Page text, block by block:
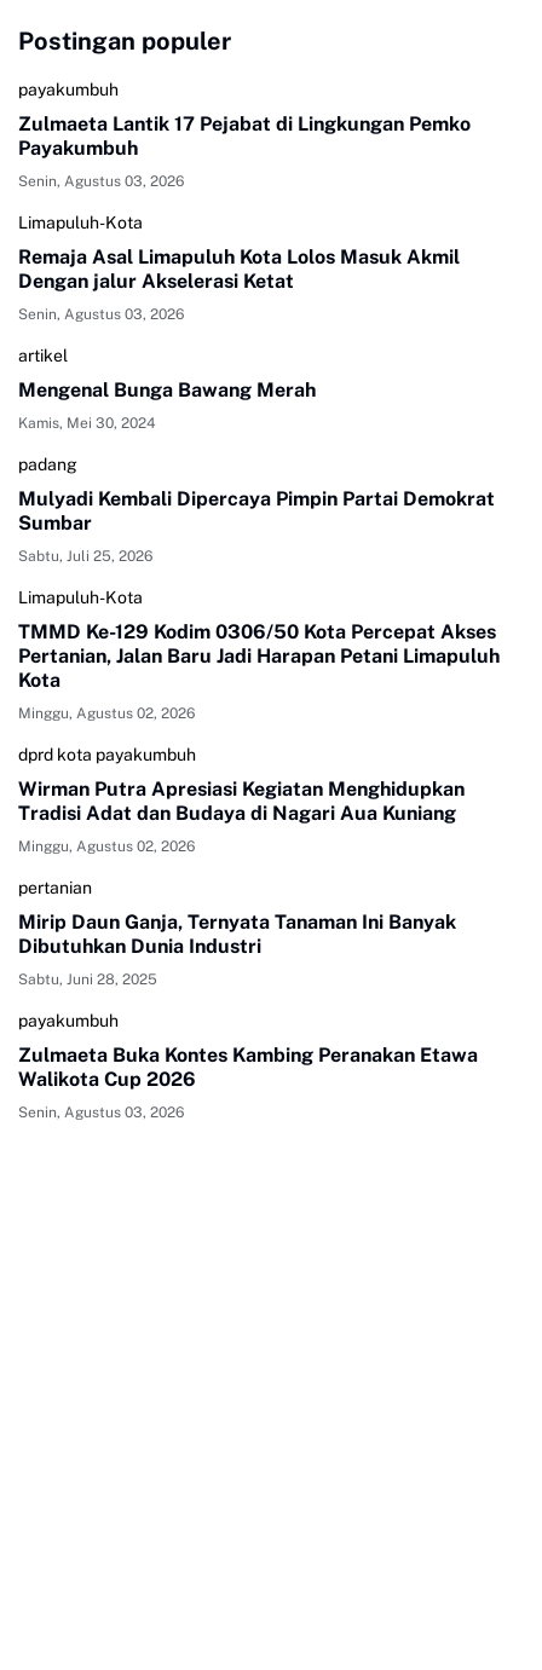
Postingan populer
payakumbuh
Zulmaeta Lantik 17 Pejabat di Lingkungan Pemko
Payakumbuh
Senin, Agustus 03, 2026
Limapuluh-Kota
Remaja Asal Limapuluh Kota Lolos Masuk Akmil
Dengan jalur Akselerasi Ketat
Senin, Agustus 03, 2026
artikel
Mengenal Bunga Bawang Merah
Kamis, Mei 30, 2024
padang
Mulyadi Kembali Dipercaya Pimpin Partai Demokrat
Sumbar
Sabtu, Juli 25, 2026
Limapuluh-Kota
TMMD Ke-129 Kodim 0306/50 Kota Percepat Akses
Pertanian, Jalan Baru Jadi Harapan Petani Limapuluh
Kota
Minggu, Agustus 02, 2026
dprd kota payakumbuh
Wirman Putra Apresiasi Kegiatan Menghidupkan
Tradisi Adat dan Budaya di Nagari Aua Kuniang
Minggu, Agustus 02, 2026
pertanian
Mirip Daun Ganja, Ternyata Tanaman Ini Banyak
Dibutuhkan Dunia Industri
Sabtu, Juni 28, 2025
payakumbuh
Zulmaeta Buka Kontes Kambing Peranakan Etawa
Walikota Cup 2026
Senin, Agustus 03, 2026